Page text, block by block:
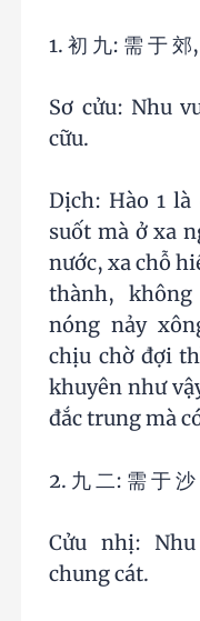
1. 初 九: 需 于
Sơ cửu: Nhu
cữu.
Dịch: Hào 1
suốt mà ở xa
nước, xa chỗ
thành,
nóng nảy
chịu chờ đợi
khuyên như
đắc trung mà
2. 九 二: 需 于 沙
Cửu nhị:
chung cát.